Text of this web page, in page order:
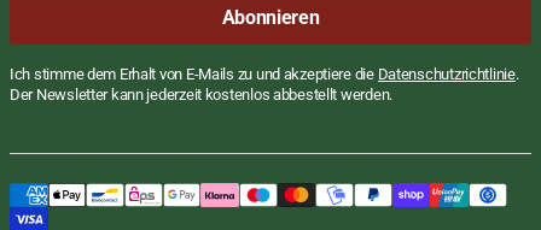
Kokosgelee Obstgeschmack, neu gemischt,
Preis
€3,25
EUR
Abonnieren
Ich stimme dem Erhalt von E-Mails zu und akzeptiere die Datenschutzrichtlinie.
Der Newsletter kann jederzeit kostenlos abbestellt werden.